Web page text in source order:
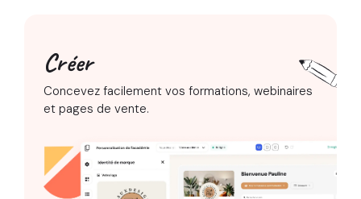
Créer
Concevez facilement vos formations, webinaires
et pages de vente.